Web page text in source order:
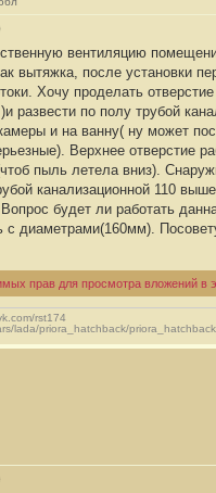
вентиляцию
вытяжка, после установки
Хочу проделать
развести по полу трубой
и на ванну( ну может
Верхнее отверстие
пыль летела вниз).
канализационной 110
будет ли работать
с диаметрами(160мм).
прав для просмотра вложений в
rst174
lada/priora_hatchback/